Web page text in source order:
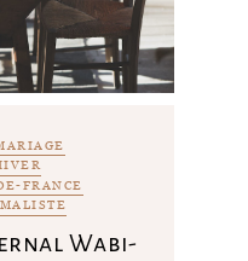
FRANCE
Wabi-